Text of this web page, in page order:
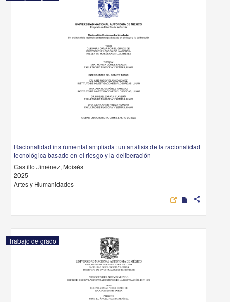
Racionalidad instrumental ampliada: un análisis de la racionalidad
tecnológica basado en el riesgo y la deliberación
Castillo Jiménez, Moisés
2025
Artes y Humanidades
share
Trabajo de grado